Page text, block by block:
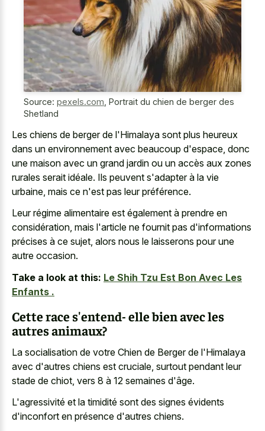
Source: pexels.com, Portrait du chien de berger des
Shetland
Les chiens de berger de l'Himalaya sont plus heureux
dans un environnement avec beaucoup d'espace, donc
une maison avec un grand jardin ou un accès aux zones
rurales serait idéale. Ils peuvent s'adapter à la vie
urbaine, mais ce n'est pas leur préférence.
Leur régime alimentaire est également à prendre en
considération, mais l'article ne fournit pas d'informations
précises à ce sujet, alors nous le laisserons pour une
autre occasion.
Take a look at this: Le Shih Tzu Est Bon Avec Les
Enfants .
Cette race s'entend- elle bien avec les
autres animaux?
La socialisation de votre Chien de Berger de l'Himalaya
avec d'autres chiens est cruciale, surtout pendant leur
stade de chiot, vers 8 à 12 semaines d'âge.
L'agressivité et la timidité sont des signes évidents
d'inconfort en présence d'autres chiens.